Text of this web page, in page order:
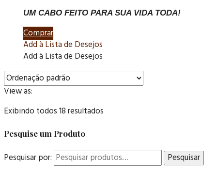
UM CABO FEITO PARA SUA VIDA TODA!
Comprar
Add à Lista de Desejos
Add à Lista de Desejos
View as:
Exibindo todos 18 resultados
Pesquise um Produto
Pesquisar por: Pesquisar